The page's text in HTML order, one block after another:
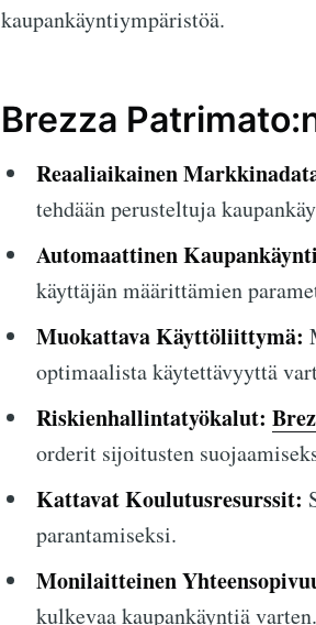
kaupankäyntiympäristöä.
Brezza
Reaaliaikainen
tehdään perusteltuja
Automaattinen
käyttäjän määrittämien
Muokattava Käyttöliittymä:
optimaalista käytettävyyttä
Riskienhallintatyökalut:
orderit sijoitusten
Kattavat Koulutusresurssit:
parantamiseksi.
Monilaitteinen
kulkevaa kaupankäyntiä varten.